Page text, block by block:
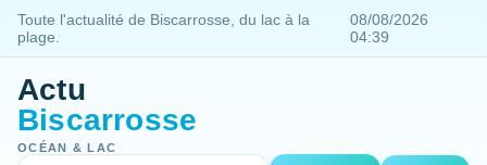
Toute l'actualité de Biscarrosse, du lac à la
plage.
08/08/2026
04:39
Actu
Biscarrosse
OCÉAN & LAC